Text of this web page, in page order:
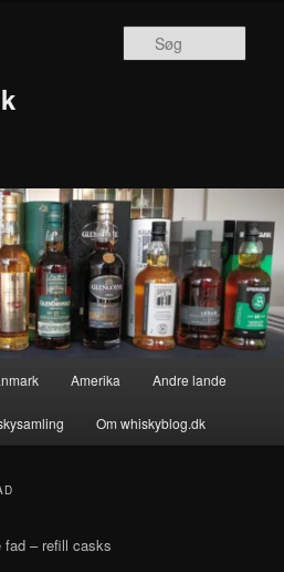
Amerika Andre lande
Om whiskyblog.dk
fad – refill casks